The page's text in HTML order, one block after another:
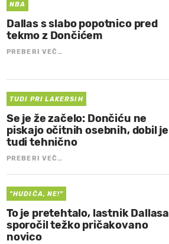
NBA
Dallas s slabo popotnico pred
tekmo z Dončićem
PREBERI VEČ…
TUDI PRI LAKERSIH
Se je že začelo: Dončiću ne
piskajo očitnih osebnih, dobil je
tudi tehnično
PREBERI VEČ…
"HUDIČA, NE!"
To je pretehtalo, lastnik Dallasa
sporočil težko pričakovano
novico